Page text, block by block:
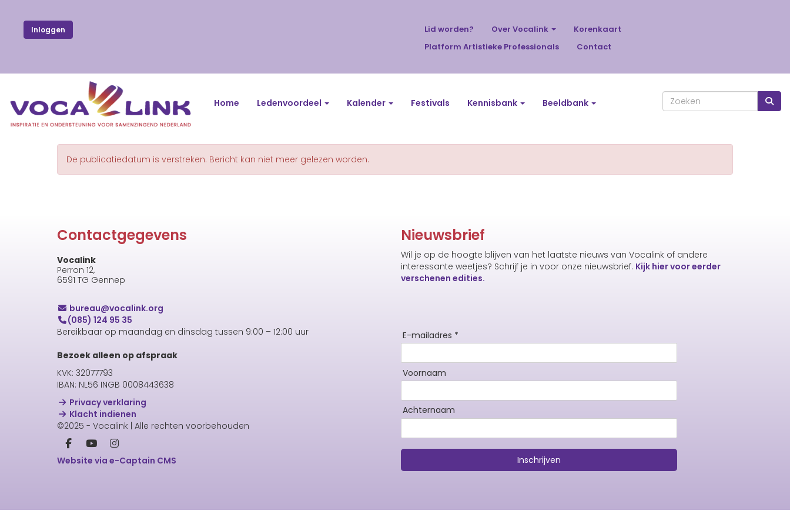
Inloggen Lid worden? Over Vocalink
Korenkaart
Platform Artistieke Professionals
Contact
Home Ledenvoordeel Kalender Festivals Kennisbank Beeldbank
De publicatiedatum is verstreken. Bericht kan niet meer gelezen worden.
Contactgegevens
Vocalink
Perron 12,
6591 TG Gennep
uaerub@vocalink.org
(085) 124 95 35
Bereikbaar op maandag en dinsdag tussen 9:00 – 12:00 uur
Bezoek alleen op afspraak
KVK: 32077793
IBAN: NL56 INGB 0008443638
Privacy verklaring
Klacht indienen
©2025 - Vocalink | Alle rechten voorbehouden
Website via e-Captain CMS
Nieuwsbrief
Wil je op de hoogte blijven van het laatste nieuws van Vocalink of andere
interessante weetjes? Schrijf je in voor onze nieuwsbrief. Kijk hier voor eerder
verschenen edities.
E-mailadres *
Voornaam
Achternaam
Inschrijven